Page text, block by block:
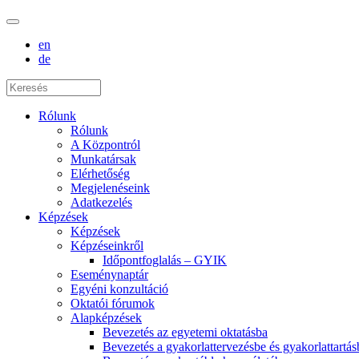
en
de
Rólunk
Rólunk
A Központról
Munkatársak
Elérhetőség
Megjelenéseink
Adatkezelés
Képzések
Képzések
Képzéseinkről
Időpontfoglalás – GYIK
Eseménynaptár
Egyéni konzultáció
Oktatói fórumok
Alapképzések
Bevezetés az egyetemi oktatásba
Bevezetés a gyakorlattervezésbe és